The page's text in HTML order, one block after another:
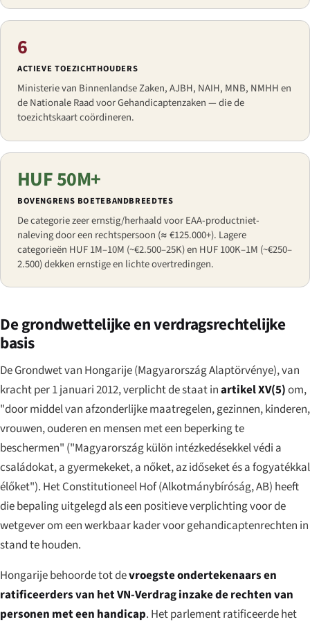
6
ACTIEVE TOEZICHTHOUDERS
Ministerie van Binnenlandse Zaken, AJBH, NAIH, MNB, NMHH en
de Nationale Raad voor Gehandicaptenzaken — die de
toezichtskaart coördineren.
HUF 50M+
BOVENGRENS BOETEBANDBREEDTES
De categorie zeer ernstig/herhaald voor EAA-productniet-
naleving door een rechtspersoon (≈ €125.000+). Lagere
categorieën HUF 1M–10M (~€2.500–25K) en HUF 100K–1M (~€250–
2.500) dekken ernstige en lichte overtredingen.
De grondwettelijke en verdragsrechtelijke
basis
De Grondwet van Hongarije (Magyarország Alaptörvénye), van
kracht per 1 januari 2012, verplicht de staat inartikel XV(5)om,
"door middel van afzonderlijke maatregelen, gezinnen, kinderen,
vrouwen, ouderen en mensen met een beperking te
beschermen" ("Magyarország külön intézkedésekkel védi a
családokat, a gyermekeket, a nőket, az időseket és a fogyatékkal
élőket"). Het Constitutioneel Hof (Alkotmánybíróság, AB) heeft
die bepaling uitgelegd als een positieve verplichting voor de
wetgever om een werkbaar kader voor gehandicaptenrechten in
stand te houden.
Hongarije behoorde tot devroegste ondertekenaars en
ratificeerders van het VN-Verdrag inzake de rechten van
personen met een handicap. Het parlement ratificeerde het